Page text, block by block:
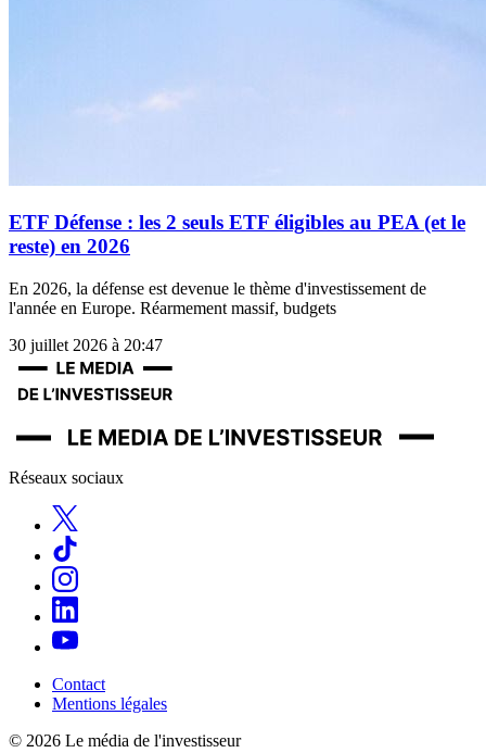
ETF Défense : les 2 seuls ETF éligibles au PEA (et le
reste) en 2026
En 2026, la défense est devenue le thème d'investissement de
l'année en Europe. Réarmement massif, budgets
30 juillet 2026 à 20:47
Réseaux sociaux
Contact
Mentions légales
© 2026 Le média de l'investisseur